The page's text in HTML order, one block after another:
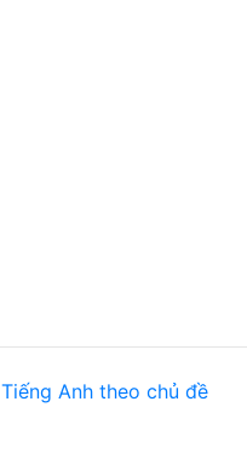
Tiếng Anh theo chủ đề